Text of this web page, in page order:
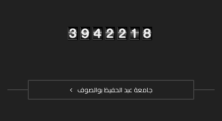
جامعة عبد الحفيظ بوالصوف